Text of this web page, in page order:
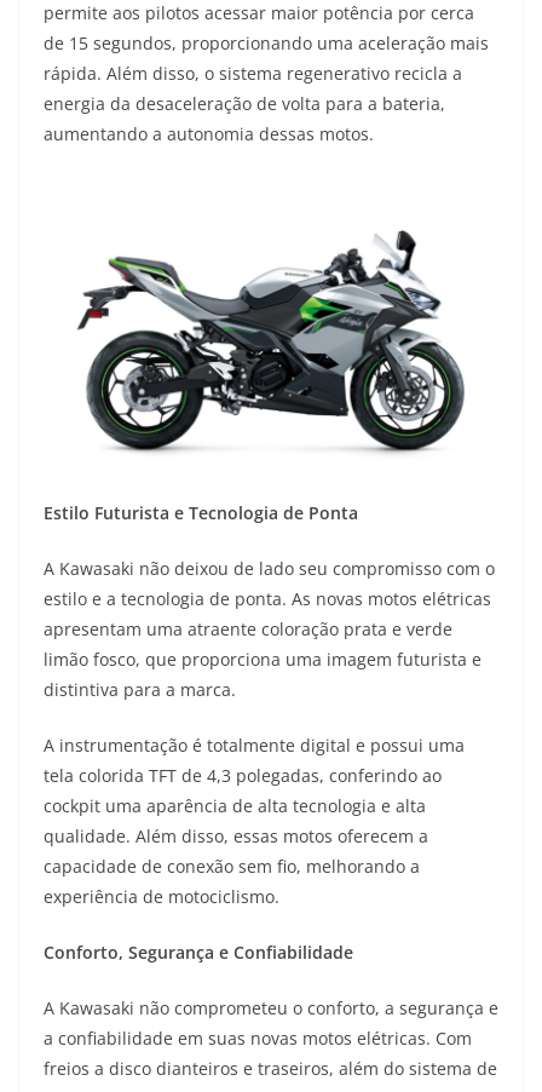
permite aos pilotos acessar maior potência por cerca
de 15 segundos, proporcionando uma aceleração mais
rápida. Além disso, o sistema regenerativo recicla a
energia da desaceleração de volta para a bateria,
aumentando a autonomia dessas motos.
Estilo Futurista e Tecnologia de Ponta
A Kawasaki não deixou de lado seu compromisso com o
estilo e a tecnologia de ponta. As novas motos elétricas
apresentam uma atraente coloração prata e verde
limão fosco, que proporciona uma imagem futurista e
distintiva para a marca.
A instrumentação é totalmente digital e possui uma
tela colorida TFT de 4,3 polegadas, conferindo ao
cockpit uma aparência de alta tecnologia e alta
qualidade. Além disso, essas motos oferecem a
capacidade de conexão sem fio, melhorando a
experiência de motociclismo.
Conforto, Segurança e Confiabilidade
A Kawasaki não comprometeu o conforto, a segurança e
a confiabilidade em suas novas motos elétricas. Com
freios a disco dianteiros e traseiros, além do sistema de